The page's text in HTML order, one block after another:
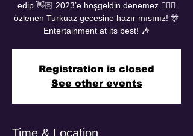
edip 👋🏻 2023’e hoşgeldin denemez 🙋🏻‍♂️
özlenen Turkuaz gecesine hazır mısınız! 🎊
Entertainment at its best! 🎶
Registration is closed
See other events
Time & Location